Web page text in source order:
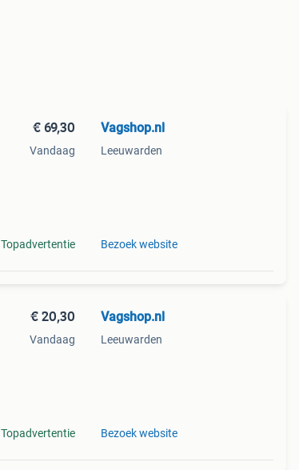
€ 69,30
Vandaag
Topadvertentie
Vagshop.nl
Leeuwarden
Bezoek website
€ 20,30
Vandaag
Topadvertentie
Vagshop.nl
Leeuwarden
Bezoek website